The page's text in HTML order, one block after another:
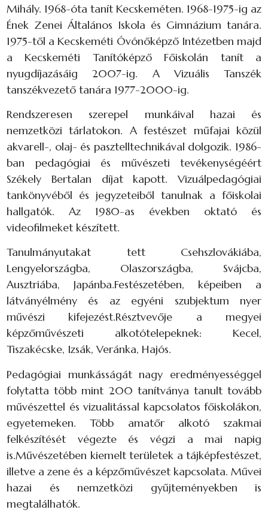
Mihály. 1968-óta tanít Kecskeméten. 1968-1975-ig az
Ének Zenei Általános Iskola és Gimnázium tanára.
1975-től a Kecskeméti Óvónőképző Intézetben majd
a Kecskeméti Tanítóképző Főiskolán tanít a
nyugdíjazásáig 2007-ig. A Vizuális Tanszék
tanszékvezető tanára 1977-2000-ig.
Rendszeresen szerepel munkáival hazai és
nemzetközi tárlatokon. A festészet műfajai közül
akvarell-, olaj- és pasztelltechnikával dolgozik. 1986-
ban pedagógiai és művészeti tevékenységéért
Székely Bertalan díjat kapott. Vizuálpedagógiai
tankönyvéből és jegyzeteiből tanulnak a főiskolai
hallgatók. Az 1980-as években oktató és
videofilmeket készített.
Tanulmányutakat tett Csehszlovákiába,
Lengyelországba, Olaszországba, Svájcba,
Ausztriába, Japánba.Festészetében, képeiben a
látványélmény és az egyéni szubjektum nyer
művészi kifejezést.Résztvevője a megyei
képzőművészeti alkotótelepeknek: Kecel,
Tiszakécske, Izsák, Veránka, Hajós.
Pedagógiai munkásságát nagy eredményességgel
folytatta több mint 200 tanítványa tanult tovább
művészettel és vizualitással kapcsolatos főiskolákon,
egyetemeken. Több amatőr alkotó szakmai
felkészítését végezte és végzi a mai napig
is.Művészetében kiemelt területek a tájképfestészet,
illetve a zene és a képzőművészet kapcsolata. Művei
hazai és nemzetközi gyűjteményekben is
megtalálhatók.